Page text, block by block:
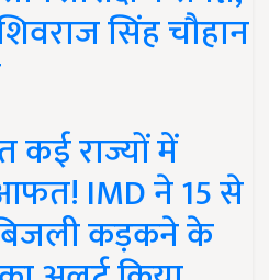
सिंह चौहान
कई राज्यों में
IMD ने 15 से
कड़कने के